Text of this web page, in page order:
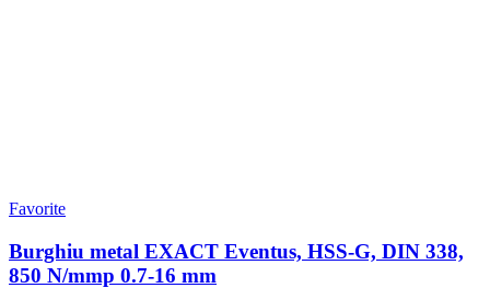
Favorite
Burghiu metal EXACT Eventus, HSS-G, DIN 338,
850 N/mmp 0.7-16 mm